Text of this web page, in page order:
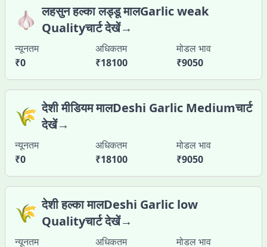
🧄 लहसुन हल्का लड्डू मालGarlic weak
Qualityचार्ट देखें→
न्यूनतम
₹0
अधिकतम
₹18100
मोडल भाव
₹9050
🌾 देशी मीडियम मालDeshi Garlic Mediumचार्ट
देखें→
न्यूनतम
₹0
अधिकतम
₹18100
मोडल भाव
₹9050
🌾 देशी हल्का मालDeshi Garlic low
Qualityचार्ट देखें→
न्यूनतम
अधिकतम
मोडल भाव